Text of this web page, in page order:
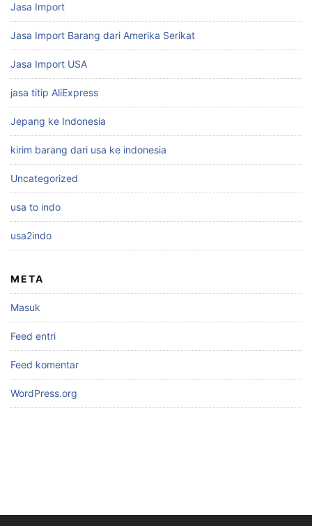
Jasa Import
Jasa Import Barang dari Amerika Serikat
Jasa Import USA
jasa titip AliExpress
Jepang ke Indonesia
kirim barang dari usa ke indonesia
Uncategorized
usa to indo
usa2indo
META
Masuk
Feed entri
Feed komentar
WordPress.org